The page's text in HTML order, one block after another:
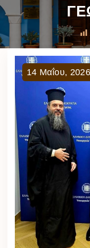
14 Μαΐου, 2026